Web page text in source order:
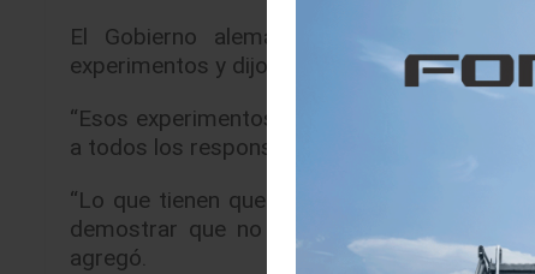
El Gobierno alemán, en la conferencia
experimentos y dijo que los mismos no
“Esos experimentos no tienen ninguna
a todos los responsables”, dijo el portavoz
“Lo que tienen que hacer los fabricantes
demostrar que no son dañinas con ayuda
agregó.